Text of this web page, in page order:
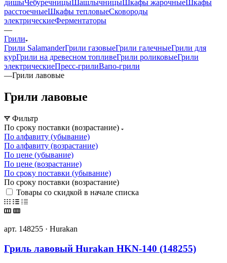
дишыЧебуречницыШашлычницыШкафы жарочныеШкафы
расстоечныеШкафы тепловыеСковороды
электрическиеФерментаторы
—
Грили
Грили SalamanderГрили газовыеГрили галечныеГрили для
курГрили на древесном топливеГрили роликовыеГрили
электрическиеПресс-грилиВапо-грили
—Грили лавовые
Грили лавовые
Фильтр
По сроку поставки (возрастание)
По алфавиту (убывание)
По алфавиту (возрастание)
По цене (убывание)
По цене (возрастание)
По сроку поставки (убывание)
По сроку поставки (возрастание)
Товары со скидкой в начале списка
арт. 148255 · Hurakan
Гриль лавовый Hurakan HKN-140 (148255)